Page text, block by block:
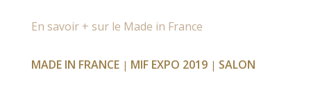
En savoir + sur le Made in France
MADE IN FRANCE| MIF EXPO 2019| SALON